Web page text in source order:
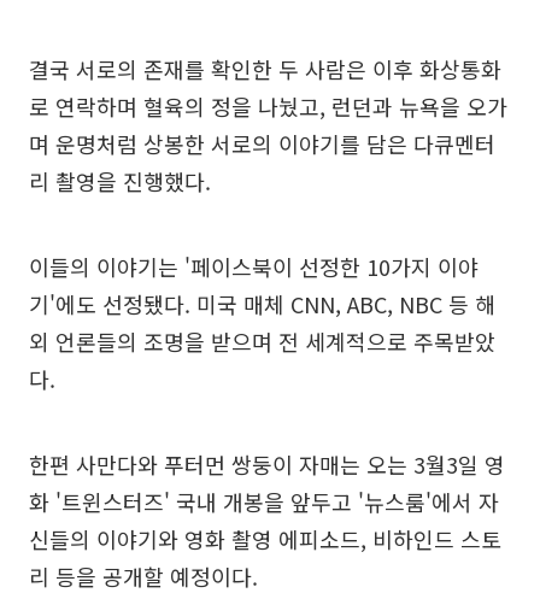
결국 서로의 존재를 확인한 두 사람은 이후 화상통화
로 연락하며 혈육의 정을 나눴고, 런던과 뉴욕을 오가
며 운명처럼 상봉한 서로의 이야기를 담은 다큐멘터
리 촬영을 진행했다.
이들의 이야기는 '페이스북이 선정한 10가지 이야
기'에도 선정됐다. 미국 매체 CNN, ABC, NBC 등 해
외 언론들의 조명을 받으며 전 세계적으로 주목받았
다.
한편 사만다와 푸터먼 쌍둥이 자매는 오는 3월3일 영
화 '트윈스터즈' 국내 개봉을 앞두고 '뉴스룸'에서 자
신들의 이야기와 영화 촬영 에피소드, 비하인드 스토
리 등을 공개할 예정이다.